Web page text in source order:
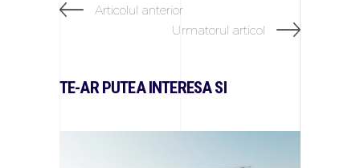
Articolul anterior
Urmatorul articol
TE-AR PUTEA INTERESA SI